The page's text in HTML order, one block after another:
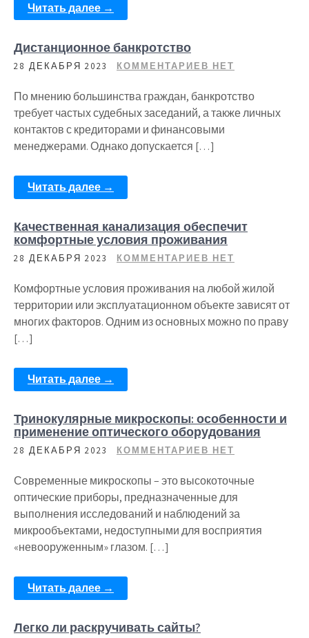
Читать далее →
Дистанционное банкротство
28 ДЕКАБРЯ 2023 КОММЕНТАРИЕВ НЕТ
По мнению большинства граждан, банкротство
требует частых судебных заседаний, а также личных
контактов с кредиторами и финансовыми
менеджерами. Однако допускается […]
Читать далее →
Качественная канализация обеспечит
комфортные условия проживания
28 ДЕКАБРЯ 2023 КОММЕНТАРИЕВ НЕТ
Комфортные условия проживания на любой жилой
территории или эксплуатационном объекте зависят от
многих факторов. Одним из основных можно по праву
[…]
Читать далее →
Тринокулярные микроскопы: особенности и
применение оптического оборудования
28 ДЕКАБРЯ 2023 КОММЕНТАРИЕВ НЕТ
Современные микроскопы – это высокоточные
оптические приборы, предназначенные для
выполнения исследований и наблюдений за
микрообъектами, недоступными для восприятия
«невооруженным» глазом. […]
Читать далее →
Легко ли раскручивать сайты?